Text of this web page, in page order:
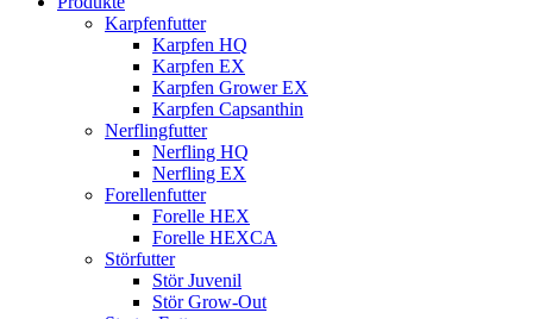
Karpfenfutter
Karpfen HQ
Karpfen EX
Karpfen Grower EX
Karpfen Capsanthin
Nerflingfutter
Nerfling HQ
Nerfling EX
Forellenfutter
Forelle HEX
Forelle HEXCA
Störfutter
Stör Juvenil
Stör Grow-Out